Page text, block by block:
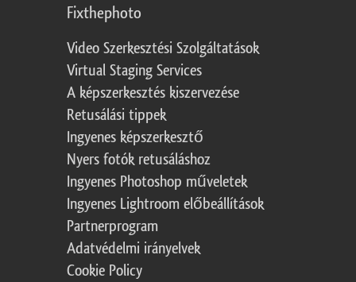
Fixthephoto
Video Szerkesztési Szolgáltatások
Virtual Staging Services
A képszerkesztés kiszervezése
Retusálási tippek
Ingyenes képszerkesztő
Nyers fotók retusáláshoz
Ingyenes Photoshop műveletek
Ingyenes Lightroom előbeállítások
Partnerprogram
Adatvédelmi irányelvek
Cookie Policy